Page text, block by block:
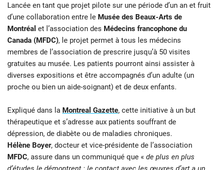
Lancée en tant que projet pilote sur une période d’un an et fruit
d’une collaboration entre le Musée des Beaux-Arts de
Montréal et l’association des Médecins francophone du
Canada (MFDC), le projet permet à tous les médecins
membres de l’association de prescrire jusqu’à 50 visites
gratuites au musée. Les patients pourront ainsi assister à
diverses expositions et être accompagnés d’un adulte (un
proche ou bien un aide-soignant) et de deux enfants.
Expliqué dans la Montreal Gazette, cette initiative à un but
thérapeutique et s’adresse aux patients souffrant de
dépression, de diabète ou de maladies chroniques.
Hélène Boyer, docteur et vice-présidente de l’association
MFDC, assure dans un communiqué que « de plus en plus